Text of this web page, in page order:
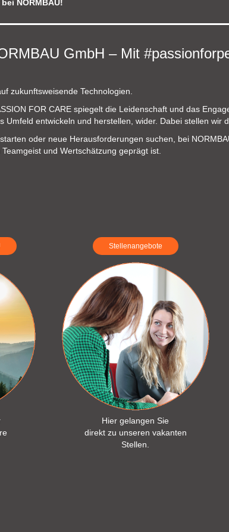
extranet - das Produktportal.
extranet - das Produktportal.
NORMBAU!
GmbH – Mit
zukunftsweisende Technologien.
FOR CARE spiegelt die Leidenschaft und das
Umfeld entwickeln und herstellen, wider. Dabei stellen
oder neue Herausforderungen suchen, bei
und Wertschätzung geprägt ist.
Stellenangebote
Hier gelangen Sie
direkt zu unseren vakanten
Stellen.